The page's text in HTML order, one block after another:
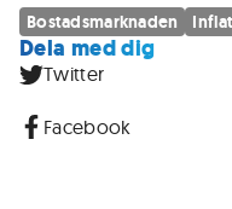
Bostadsmarknaden
Dela med dig
Twitter
Facebook